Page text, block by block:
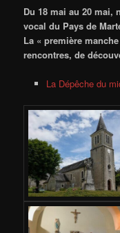
Du 18 mai au 20 mai,
vocal du Pays de
La « première
rencontres, de
La Dépêche du